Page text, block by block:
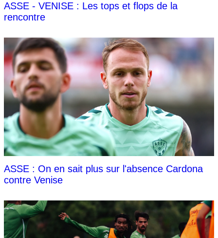
ASSE - VENISE : Les tops et flops de la
rencontre
ASSE : On en sait plus sur l'absence Cardona
contre Venise